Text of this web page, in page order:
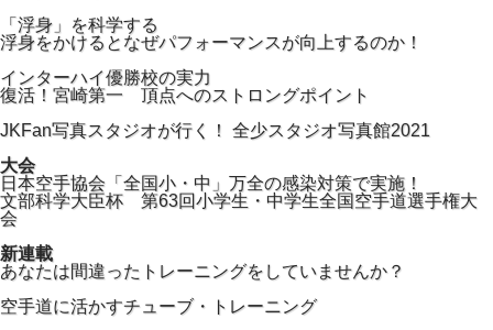
「浮身」を科学する
浮身をかけるとなぜパフォーマンスが向上するのか！
インターハイ優勝校の実力
復活！宮崎第一 頂点へのストロングポイント
JKFan写真スタジオが行く！ 全少スタジオ写真館2021
大会
日本空手協会「全国小・中」万全の感染対策で実施！
文部科学大臣杯 第63回小学生・中学生全国空手道選手権大
会
新連載
あなたは間違ったトレーニングをしていませんか？
空手道に活かすチューブ・トレーニング